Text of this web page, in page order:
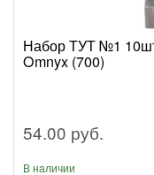
Набор ТУТ №1
Omnyx (700)
54.00 руб.
В наличии